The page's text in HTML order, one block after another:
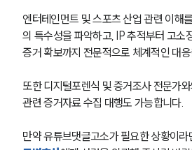
엔터테인먼트 및 스포츠 산업 관련 이해
의 특수성을 파악하고, IP 추적부터 고소
증거 확보까지 전문적으로 체계적인 대
또한 디지털포렌식 및 증거조사 전문가
관련 증거자료 수집 대행도 가능합니다.
만약 유튜브댓글고소가 필요한 상황이